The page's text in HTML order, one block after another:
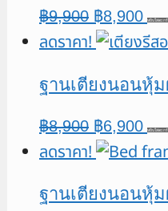
฿9,900 Original
price
฿9,900.
฿8,900
฿
หยิบใส่ตะก
ลดราคา!
ฐานเตียงนอนหุ้ม
฿8,900 Original
price
฿8,900.
฿6,900
฿
หยิบใส่ตะก
ลดราคา!
ฐานเตียงนอนหุ้ม